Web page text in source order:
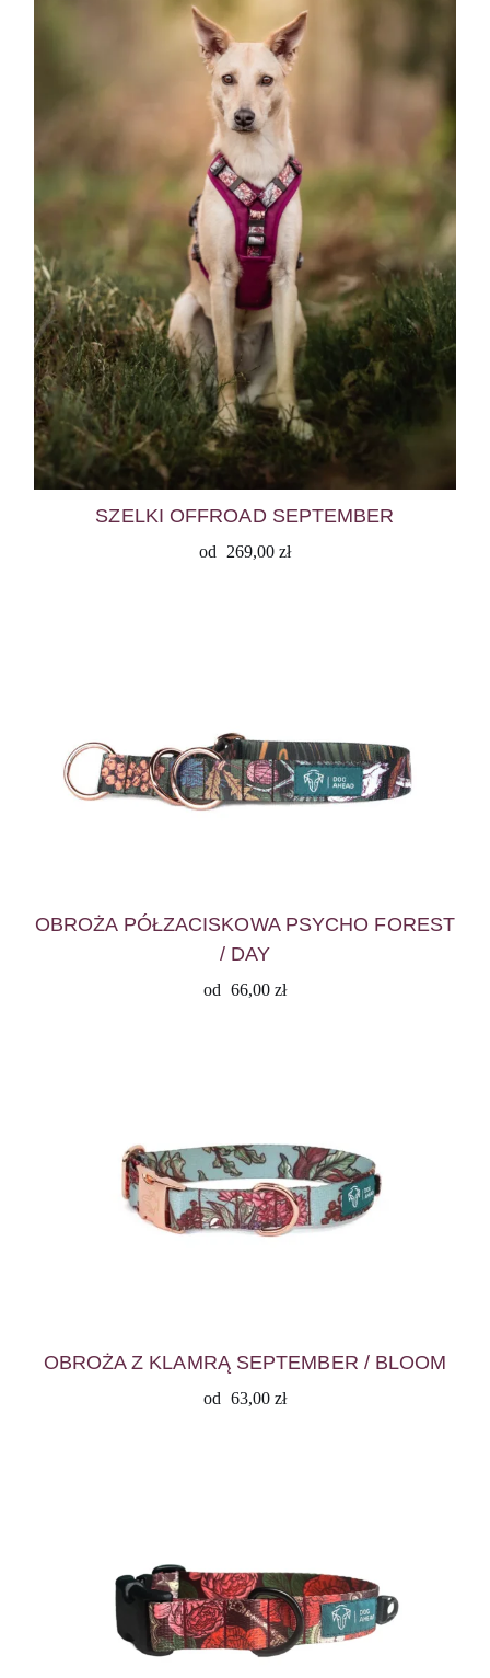
SZELKI OFFROAD SEPTEMBER
od 269,00 zł
OBROŻA PÓŁZACISKOWA PSYCHO FOREST
/ DAY
od 66,00 zł
OBROŻA Z KLAMRĄ SEPTEMBER / BLOOM
od 63,00 zł